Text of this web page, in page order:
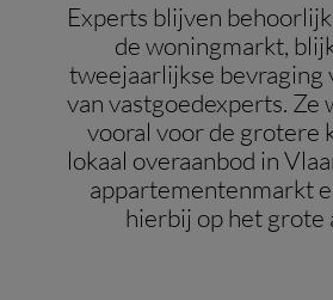
Experts blijven
de woningmarkt,
tweejaarlijkse bevraging
van vastgoedexperts. Ze
vooral voor de grotere
lokaal overaanbod in
appartementenmarkt
hierbij op het grote